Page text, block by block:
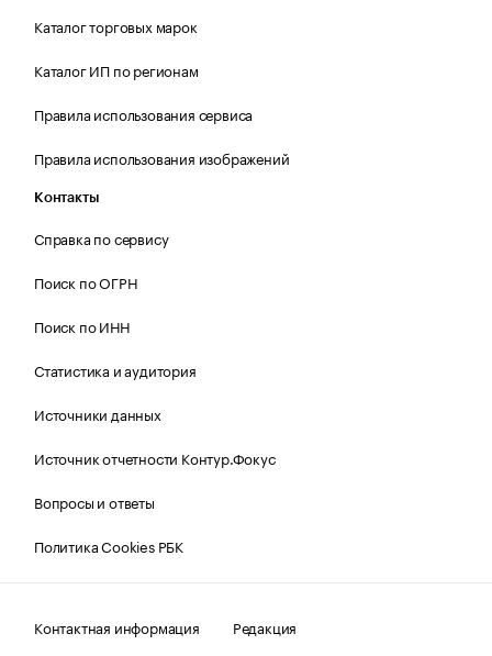
Каталог торговых марок
Каталог ИП по регионам
Правила использования сервиса
Правила использования изображений
Контакты
Справка по сервису
Поиск по ОГРН
Поиск по ИНН
Статистика и аудитория
Источники данных
Источник отчетности Контур.Фокус
Вопросы и ответы
Политика Cookies РБК
Контактная информация Редакция